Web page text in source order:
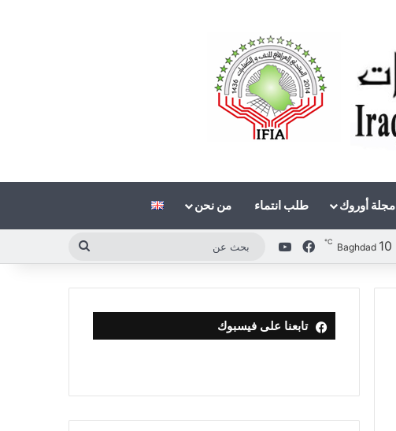
مجلة أوروك طلب انتماء من نحن
Baghdad 10
℃ فيسبوك‫YouTube
تابعنا على فيسبوك